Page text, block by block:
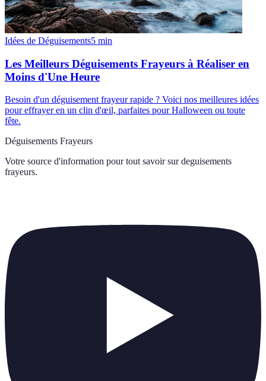
Idées de Déguisements5 min
Les Meilleurs Déguisements Frayeurs à Réaliser en
Moins d'Une Heure
Besoin d'un déguisement frayeur rapide ? Voici nos meilleures idées
pour effrayer en un clin d'œil, parfaites pour Halloween ou toute
fête.
Déguisements Frayeurs
Votre source d'information pour tout savoir sur deguisements
frayeurs.